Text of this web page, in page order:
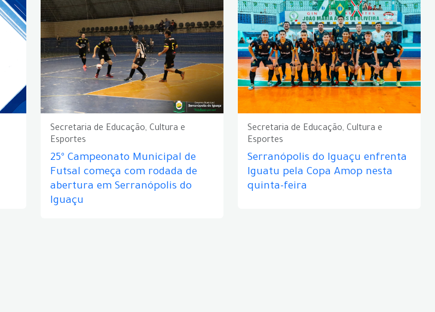
Secretaria de Educação, Cultura e
Esportes
25º Campeonato Municipal de
Futsal começa com rodada de
abertura em Serranópolis do
Iguaçu
Secretaria de Educação, Cultura e
Esportes
Serranópolis do Iguaçu enfrenta
Iguatu pela Copa Amop nesta
quinta-feira